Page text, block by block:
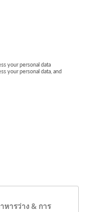
ารว่าง & การ